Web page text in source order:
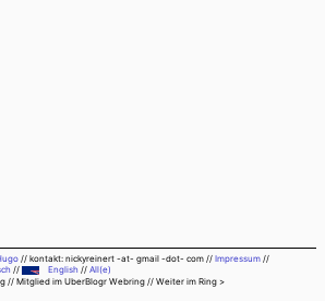
// kontakt: nickyreinert -at- gmail -dot- com // Impressum //
// English // All(e)
// Mitglied im UberBlogr Webring // Weiter im Ring >